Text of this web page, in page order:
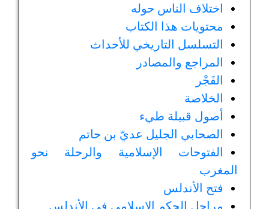
اختلاف الناس حوله
محتويات هذا الكتاب
التسلسل التاريخي للأحداث
المراجع والمصادر
الفَجْر
الخلاصة
أصول قبيلة طيء
الصحابي الجليل عديّ بن حاتم
الفتوحات الإسلامية والرحلة نحو
المغرب
فتح الأندلس
مراحل الحكم الإسلامي في الأندلس